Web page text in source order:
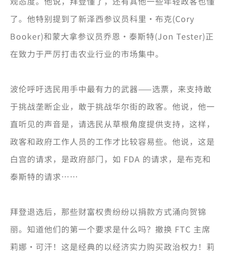
了。他特别提到了新泽西参议员科里·布克(Cory
Booker)和蒙大拿参议员乔恩·泰斯特(Jon Tester)正
在致力于严厉打击农业行业的市场集中。
波伦呼吁选民用手中最有力的武器——选票，来支持敢
于挑战垄断企业，敢于挑战华尔街的政客。他说，他一
直听见的声音是，请选民从草根角度提供支持，这样，
政客和政府工作人员的工作才比较容易些。他说，这是
白宫的请求，是政府部门，如 FDA 的请求，是布克和
泰斯特的请求……
拜登退选后，那些财富权贵纷纷以捐款方式涌向贺锦
丽。知道他们的第一个要求是什么吗？撤换 FTC 主席
莉娜·可汗！这是经典的以经济实力购买政治权力！莉